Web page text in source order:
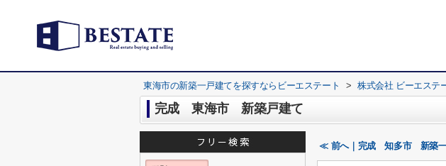
東海市の新築一戸建てを探すならビーエステート > 株式会社 ビーエステ
完成 東海市 新築戸建て
≪ 前へ｜完成 知多市 新築一